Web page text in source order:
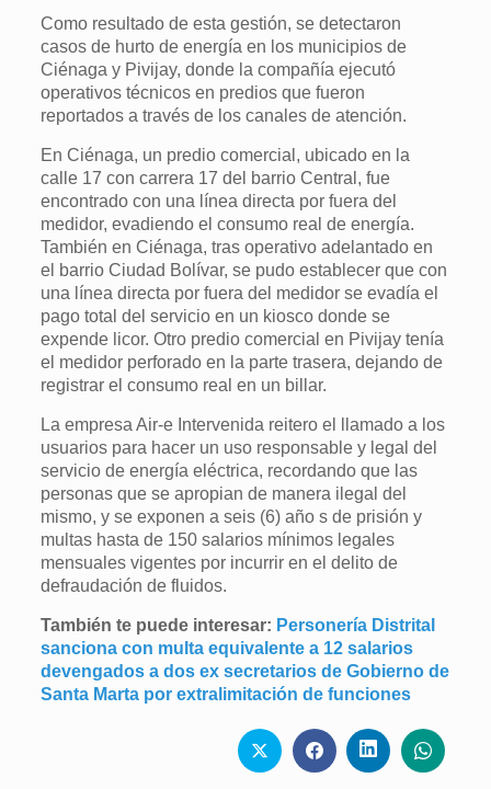
Como resultado de esta gestión, se detectaron
casos de hurto de energía en los municipios de
Ciénaga y Pivijay, donde la compañía ejecutó
operativos técnicos en predios que fueron
reportados a través de los canales de atención.
En Ciénaga, un predio comercial, ubicado en la
calle 17 con carrera 17 del barrio Central, fue
encontrado con una línea directa por fuera del
medidor, evadiendo el consumo real de energía.
También en Ciénaga, tras operativo adelantado en
el barrio Ciudad Bolívar, se pudo establecer que con
una línea directa por fuera del medidor se evadía el
pago total del servicio en un kiosco donde se
expende licor. Otro predio comercial en Pivijay tenía
el medidor perforado en la parte trasera, dejando de
registrar el consumo real en un billar.
La empresa Air-e Intervenida reitero el llamado a los
usuarios para hacer un uso responsable y legal del
servicio de energía eléctrica, recordando que las
personas que se apropian de manera ilegal del
mismo, y se exponen a seis (6) año s de prisión y
multas hasta de 150 salarios mínimos legales
mensuales vigentes por incurrir en el delito de
defraudación de fluidos.
También te puede interesar: Personería Distrital
sanciona con multa equivalente a 12 salarios
devengados a dos ex secretarios de Gobierno de
Santa Marta por extralimitación de funciones